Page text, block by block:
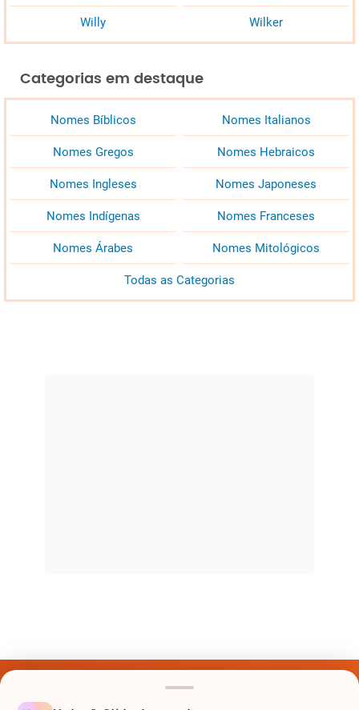
Willy Wilker
Categorias em destaque
Nomes Bíblicos Nomes Italianos
Nomes Gregos Nomes Hebraicos
Nomes Ingleses Nomes Japoneses
Nomes Indígenas Nomes Franceses
Nomes Árabes Nomes Mitológicos
Todas as Categorias